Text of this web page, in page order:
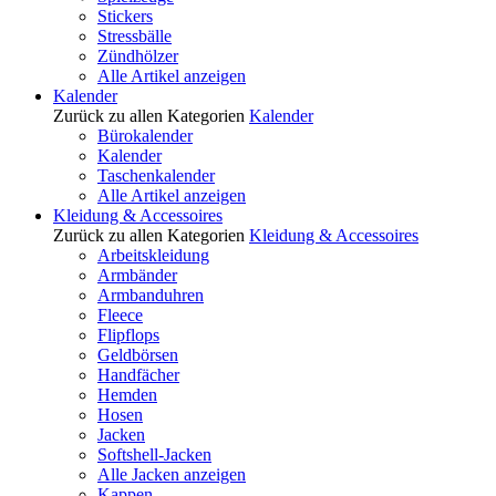
Stickers
Stressbälle
Zündhölzer
Alle Artikel anzeigen
Kalender
Zurück zu allen Kategorien Kalender
Bürokalender
Kalender
Taschenkalender
Alle Artikel anzeigen
Kleidung & Accessoires
Zurück zu allen Kategorien Kleidung & Accessoires
Arbeitskleidung
Armbänder
Armbanduhren
Fleece
Flipflops
Geldbörsen
Handfächer
Hemden
Hosen
Jacken
Softshell-Jacken
Alle Jacken anzeigen